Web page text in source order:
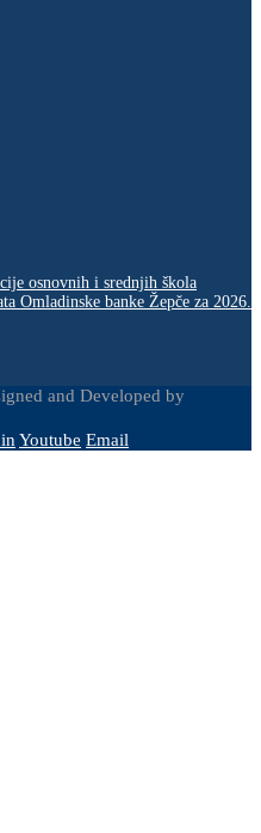
osnovnih i srednjih škola
Omladinske banke Žepče za 2026.
and Developed by
Youtube Email